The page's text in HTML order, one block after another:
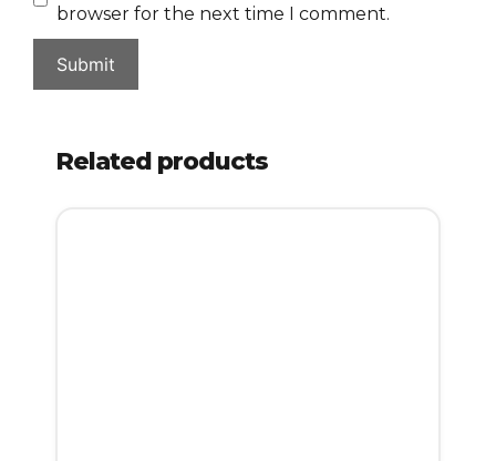
browser for the next time I comment.
Related products